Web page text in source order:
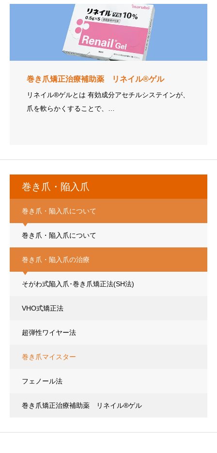
巻き爪矯正治療補助薬 リネイル®ゲル
リネイル®ゲルとは 有効成分アセチルシステインが、
爪を軟らかくすることで、…
巻き爪・陥入爪
巻き爪・陥入爪について
巻き爪・陥入爪について
巻き爪・陥入爪の治療
そがわ式陥入爪･巻き爪矯正法(SH法)
VHO式矯正法
超弾性ワイヤー法
巻き爪マイスター
フェノール法
巻き爪矯正治療補助薬 リネイル®ゲル